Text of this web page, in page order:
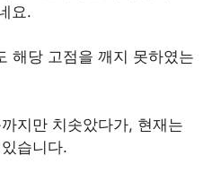
요.
해당 고점을 깨지 못하였는
지만 치솟았다가, 현재는
습니다.